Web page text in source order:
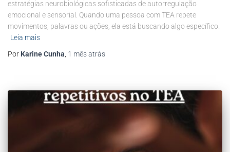
estratégias neurobiológicas sofisticadas de autorregulação
emocional e sensorial. Quando uma pessoa com TEA repete
movimentos, palavras ou ações, ela está buscando algo específico.
Leia mais
Por Karine Cunha 1 mêsatrás